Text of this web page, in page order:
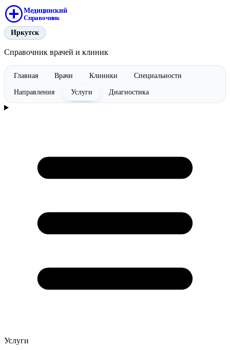
Медицинский
Справочник
Иркутск
Справочник врачей и клиник
Главная Врачи Клиники Специальности
Направления Услуги Диагностика
Услуги